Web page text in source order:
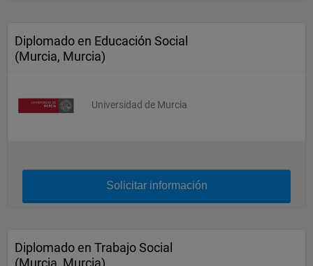
Diplomado en Educación Social
(Murcia, Murcia)
Universidad de Murcia
Solicitar información
Diplomado en Trabajo Social
(Murcia, Murcia)